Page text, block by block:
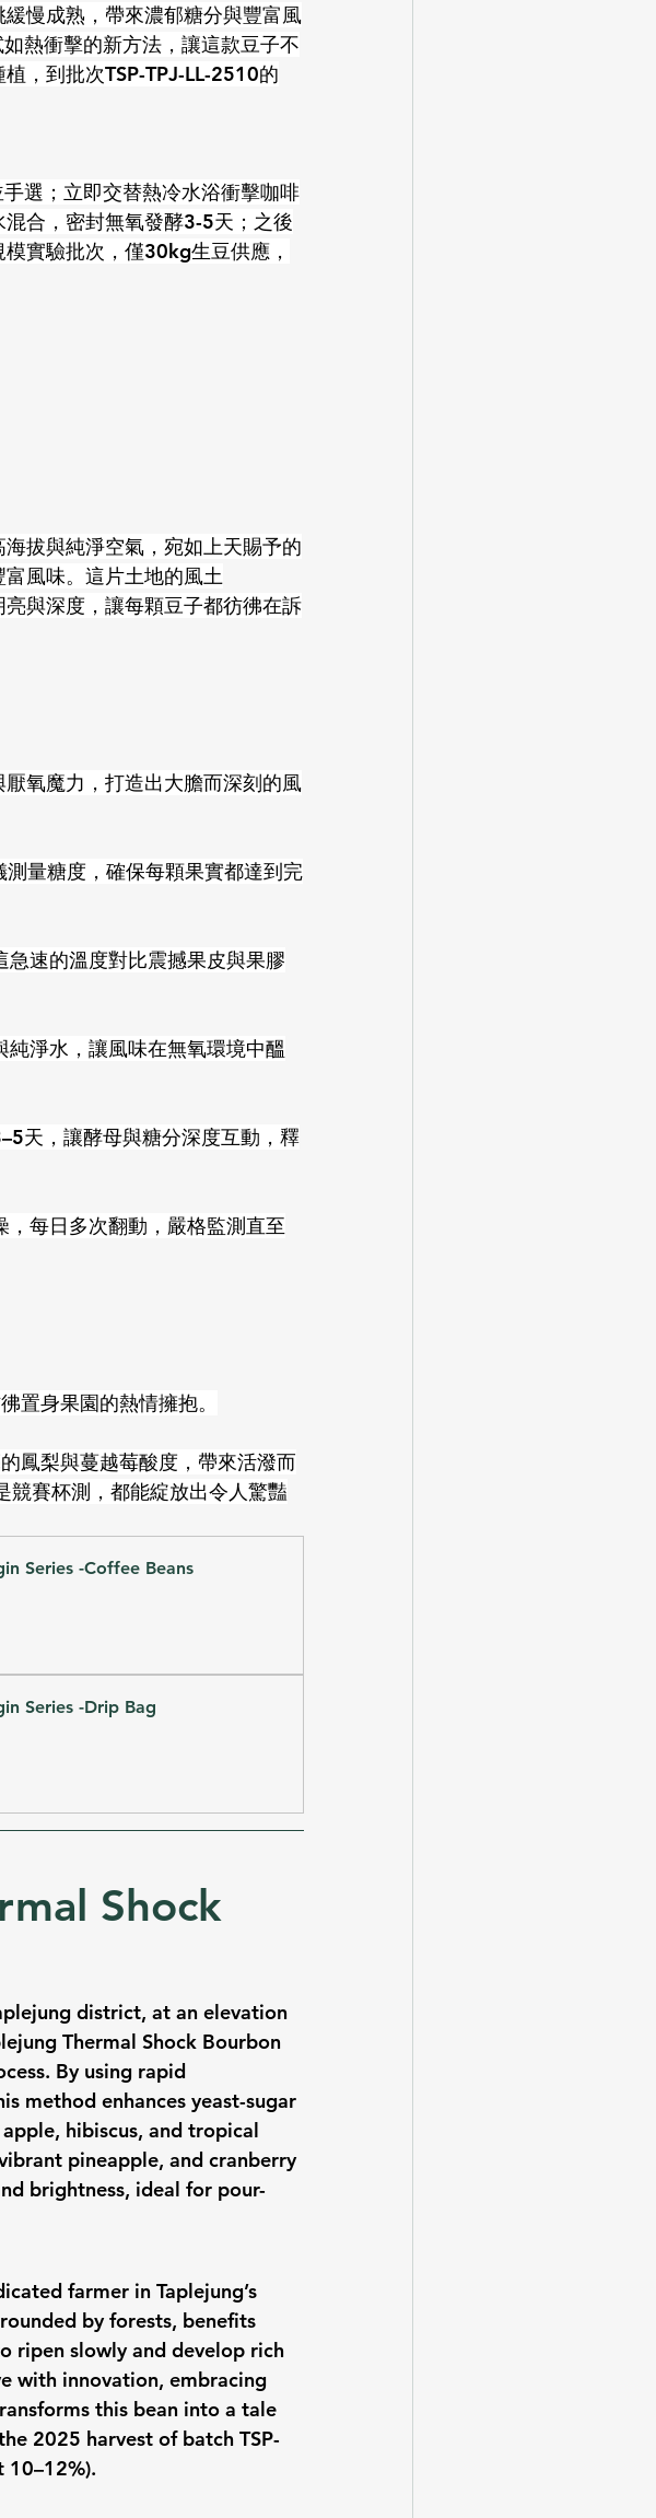
慢成熟，帶來濃郁糖分與豐富風
熱衝擊的新方法，讓這款豆子不
，到批次TSP-TPJ-LL-2510的
選；立即交替熱冷水浴衝擊咖啡
合，密封無氧發酵3-5天；之後
實驗批次，僅30kg生豆供應，
拔與純淨空氣，宛如上天賜予的
風味。這片土地的風土
與深度，讓每顆豆子都彷彿在訴
氧魔力，打造出大膽而深刻的風
量糖度，確保每顆果實都達到完
速的溫度對比震撼果皮與果膠
淨水，讓風味在無氧環境中醞
天，讓酵母與糖分深度互動，釋
每日多次翻動，嚴格監測直至
置身果園的熱情擁抱。
鳳梨與蔓越莓酸度，帶來活潑而
競賽杯測，都能綻放出令人驚豔
Series -Coffee Beans
Series -Drip Bag
Shock
district, at an elevation
Thermal Shock Bourbon
By using rapid
method enhances yeast-sugar
hibiscus, and tropical
pineapple, and cranberry
brightness, ideal for pour-
farmer in Taplejung’s
by forests, benefits
ripen slowly and develop rich
with innovation, embracing
this bean into a tale
2025 harvest of batch TSP-
10–12%).